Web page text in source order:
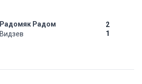
Радомяк Радом
2
1
Видзев